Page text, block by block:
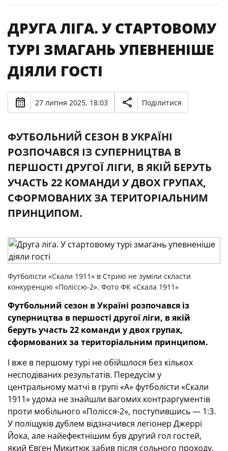
ДРУГА ЛІГА. У СТАРТОВОМУ
ТУРІ ЗМАГАНЬ УПЕВНЕНІШЕ
ДІЯЛИ ГОСТІ
27 липня 2025, 18:03 Поділитися
ФУТБОЛЬНИЙ СЕЗОН В УКРАЇНІ
РОЗПОЧАВСЯ ІЗ СУПЕРНИЦТВА В
ПЕРШОСТІ ДРУГОЇ ЛІГИ, В ЯКІЙ БЕРУТЬ
УЧАСТЬ 22 КОМАНДИ У ДВОХ ГРУПАХ,
СФОРМОВАНИХ ЗА ТЕРИТОРІАЛЬНИМ
ПРИНЦИПОМ.
Футболісти «Скали 1911» в Стрию не зуміли скласти
конкуренцію «Поліссю-2». Фото ФК «Скала 1911»
Футбольний сезон в Україні розпочався із
суперництва в першості другої ліги, в якій
беруть участь 22 команди у двох групах,
сформованих за територіальним принципом.
І вже в першому турі не обійшлося без кількох
несподіваних результатів. Передусім у
центральному матчі в групі «А» футболісти «Скали
1911» удома не знайшли вагомих контраргументів
проти мобільного «Полісся-2», поступившись — 1:3.
У поліщуків дублем відзначився легіонер Джеррі
Йока, але найефектнішим був другий гол гостей,
який Євген Микитюк забив після сольного проходу.